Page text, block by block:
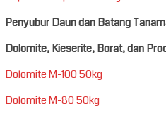
Penyubur Daun dan Batang
Dolomite, Kieserite, Borat, dan
Dolomite M-100 50kg
Dolomite M-80 50kg